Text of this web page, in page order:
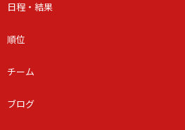
日程・結果
順位
チーム
ブログ